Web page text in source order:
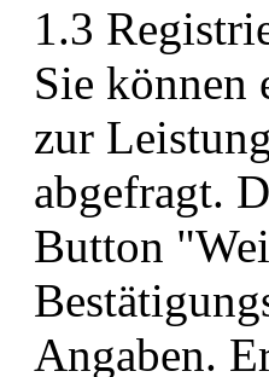
1.3
Sie können
zur
abgefragt.
Button
Angaben.